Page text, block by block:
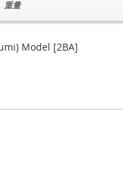
重量
Model [2BA]